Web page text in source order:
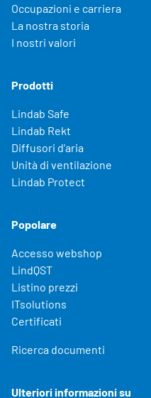
Occupazioni e carriera
La nostra storia
I nostri valori
Prodotti
Lindab Safe
Lindab Rekt
Diffusori d'aria
Unità di ventilazione
Lindab Protect
Popolare
Accesso webshop
LindQST
Listino prezzi
ITsolutions
Certificati
Ricerca documenti
Ulteriori informazioni su